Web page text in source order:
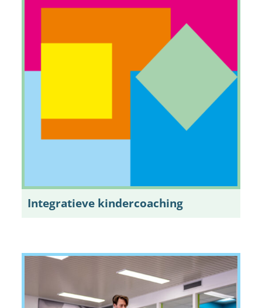
Integratieve kindercoaching